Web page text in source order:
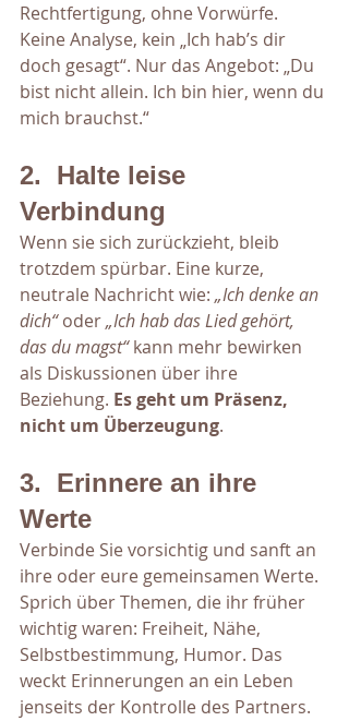
Rechtfertigung, ohne Vorwürfe.
Keine Analyse, kein „Ich hab’s dir
doch gesagt“. Nur das Angebot: „Du
bist nicht allein. Ich bin hier, wenn du
mich brauchst.“
2.  Halte leise
Verbindung
Wenn sie sich zurückzieht, bleib
trotzdem spürbar. Eine kurze,
neutrale Nachricht wie: „Ich denke an
dich“ oder „Ich hab das Lied gehört,
das du magst“ kann mehr bewirken
als Diskussionen über ihre
Beziehung. Es geht um Präsenz,
nicht um Überzeugung.
3.  Erinnere an ihre
Werte
Verbinde Sie vorsichtig und sanft an
ihre oder eure gemeinsamen Werte.
Sprich über Themen, die ihr früher
wichtig waren: Freiheit, Nähe,
Selbstbestimmung, Humor. Das
weckt Erinnerungen an ein Leben
jenseits der Kontrolle des Partners.